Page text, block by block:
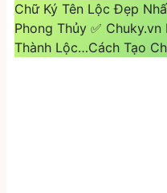
Chữ Ký Tên Lộc Đẹp
Phong Thủy ✅
Thành Lộc…Cách Tạo